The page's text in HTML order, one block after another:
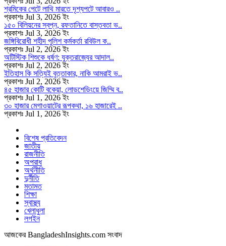
শ্রমিকের পেটে লাথি মারতে দৃশ্যপটে আবারও ..
প্রকাশঃ Jul 3, 2026 ইং
১৫০ বিলিয়নের স্বপ্ন, রফতানিতে বাস্তবতা ভ..
প্রকাশঃ Jul 3, 2026 ইং
জঙ্গিবিরোধী শহীদ পুলিশ কর্মকর্তা রবিউল ক..
প্রকাশঃ Jul 2, 2026 ইং
অটিস্টিক শিশুকে ধর্ষণ: যুক্তরাজ্যের আদাল..
প্রকাশঃ Jul 2, 2026 ইং
ইতিহাস কি সত্যিই বৃত্তাকার, নাকি আমরাই ভ..
প্রকাশঃ Jul 2, 2026 ইং
৪৫ হাজার কোটি বকেয়া, লোডশেডিংয়ে জিম্মি ব..
প্রকাশঃ Jul 1, 2026 ইং
৩০ হাজার মেগাওয়াটের রূপকথা, ১৬ হাজারেই ..
প্রকাশঃ Jul 1, 2026 ইং
বিশেষ প্রতিবেদন
জাতীয়
রাজনীতি
অপরাধ
অর্থনীতি
দুর্নীতি
মতামত
শিক্ষা
স্বাস্থ্য
খেলাধুলা
লগইন
আজকের BangladeshInsights.com সংবাদ